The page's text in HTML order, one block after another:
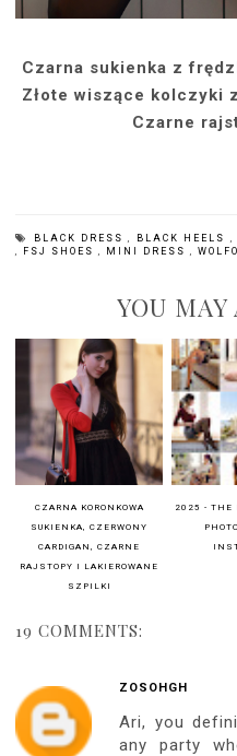
Czarna sukienka z
Złote wiszące kolczyki
Czarne
BLACK DRESS BLACK HEELS
FSJ SHOES MINI DRESS ,
YOU
CZARNA KORONKOWA
SUKIENKA, CZERWONY
CARDIGAN, CZARNE
RAJSTOPY I LAKIEROWANE
SZPILKI
2025 - THE
19 COMMENTS:
ZOSOHGH
Ari, you
any party